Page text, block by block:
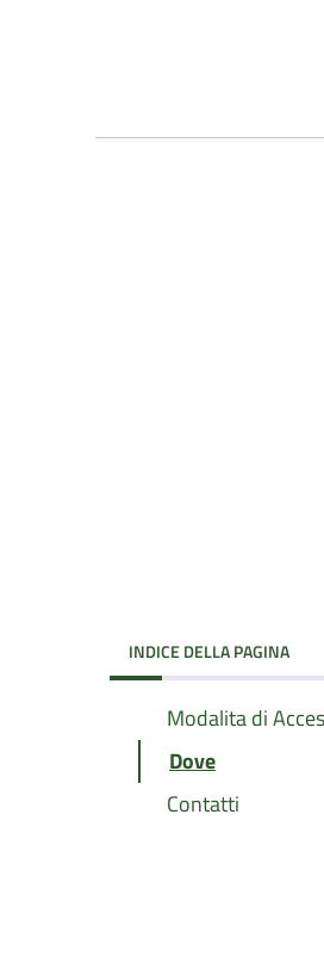
INDICE DELLA PAGINA
Modalita di
Dove
Contatti